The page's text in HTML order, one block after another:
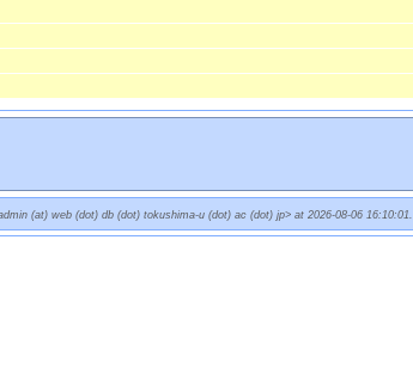
(at) web (dot) db (dot) tokushima-u (dot) ac (dot) jp> at 2026-08-06 16:10:01.